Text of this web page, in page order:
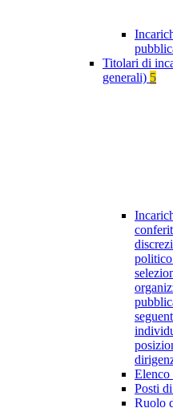
Titolari di
generali) 5
politico
Elenco
Posti
Ruolo